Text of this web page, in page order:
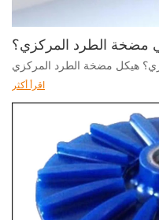
مضخة الطرد المركزي؟
هيكل مضخة الطرد المركزي
اقرأ أكثر